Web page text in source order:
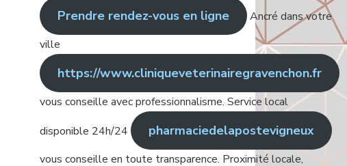
Prendre rendez-vous en ligne
Ancré dans votre
ville
https://www.cliniqueveterinairegravenchon.fr
vous conseille avec professionnalisme. Service local
disponible 24h/24
pharmaciedelapostevigneux
vous conseille en toute transparence. Proximité locale,